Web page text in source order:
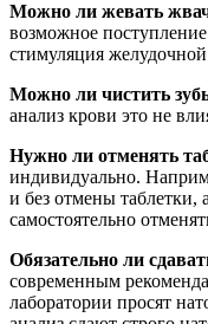
Можно ли жевать
возможное
стимуляция
Можно ли чистить
анализ крови это не
Нужно ли отменять
индивидуально.
и без отмены таблетки,
самостоятельно
Обязательно ли
современным
лаборатории просят